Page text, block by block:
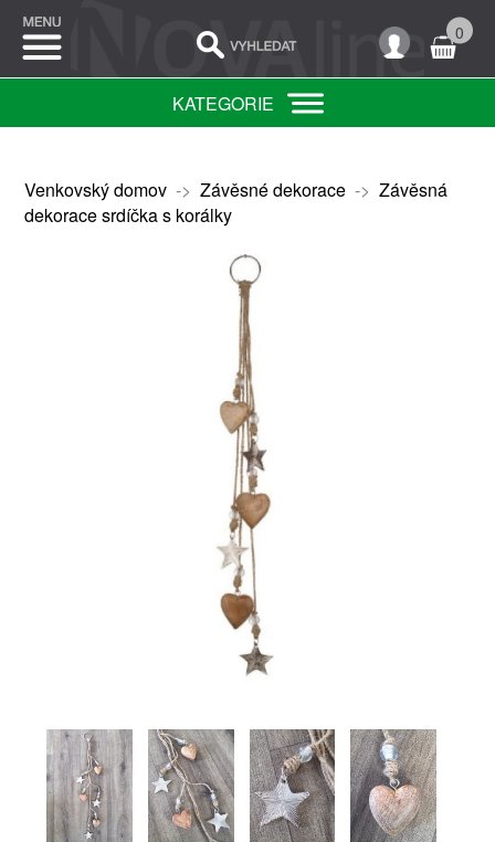
0
KATEGORIE
Venkovský domov-> Závěsné dekorace-> Závěsná
dekorace srdíčka s korálky